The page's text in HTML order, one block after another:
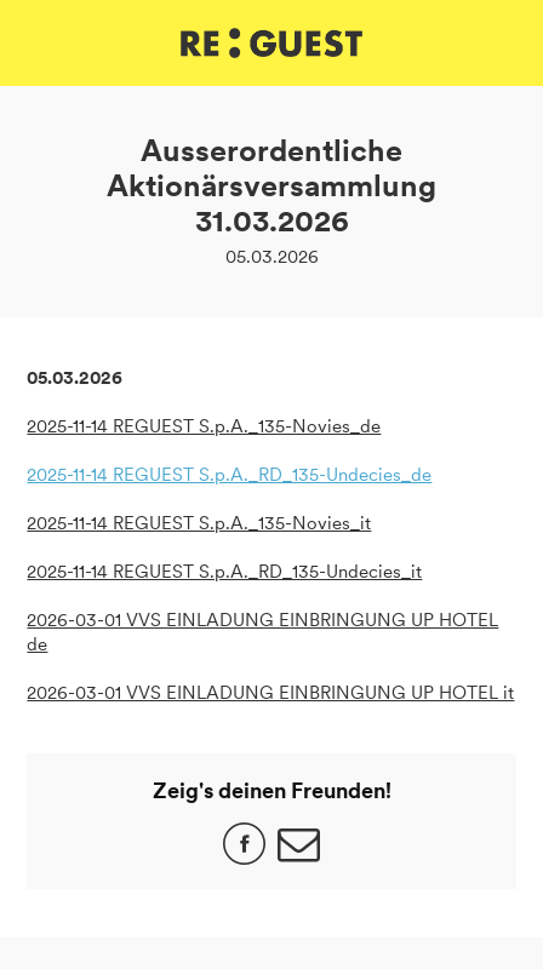
Ausserordentliche
Aktionärsversammlung
31.03.2026
05.03.2026
05.03.2026
2025-11-14 REGUEST S.p.A._135-Novies_de
2025-11-14 REGUEST S.p.A._RD_135-Undecies_de
2025-11-14 REGUEST S.p.A._135-Novies_it
2025-11-14 REGUEST S.p.A._RD_135-Undecies_it
2026-03-01 VVS EINLADUNG EINBRINGUNG UP HOTEL
de
2026-03-01 VVS EINLADUNG EINBRINGUNG UP HOTEL it
Zeig's deinen Freunden!